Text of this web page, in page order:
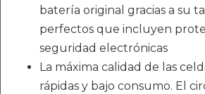
batería original gracias a su
perfectos que incluyen
seguridad electrónicas
La máxima calidad de las
rápidas y bajo consumo. El